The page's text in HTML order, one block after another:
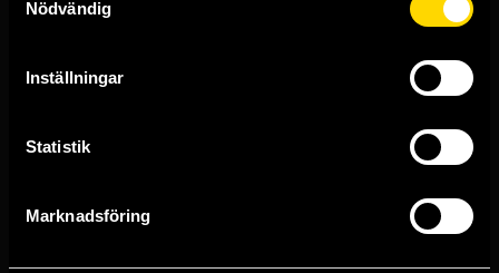
Nödvändig
Inställningar
Statistik
Marknadsföring
Butiker & kundtjänst
Västerlånggatan 48
Göteborgsbutiken
Kungsgatan 19